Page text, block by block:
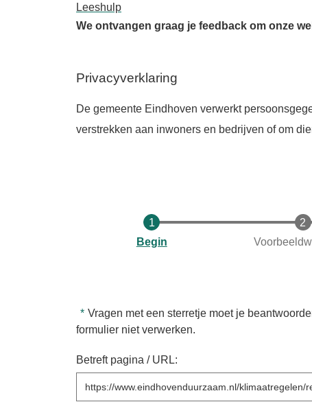
Leeshulp
We ontvangen graag je feedback om onze
Privacyverklaring
De gemeente Eindhoven verwerkt
verstrekken aan inwoners en bedrijven of om
Huidige
Begin
Vragen met een sterretje moet je
formulier niet verwerken.
Betreft pagina / URL: